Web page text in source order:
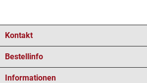
Kontakt
Bestellinfo
Informationen